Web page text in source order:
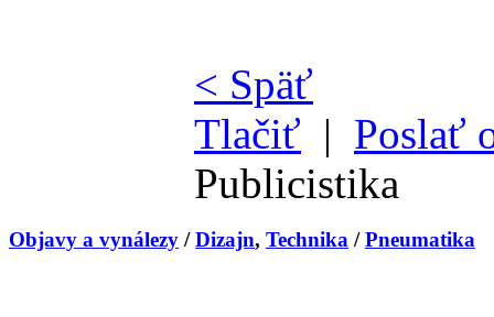
< Späť
Tlačiť | Poslať
Publicistika
Objavy a vynálezy /Dizajn, Technika /Pneumatika